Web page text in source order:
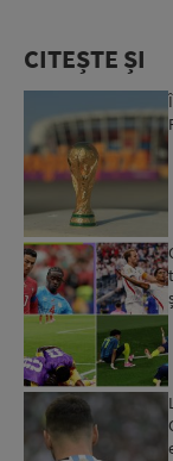
CITEȘTE ȘI